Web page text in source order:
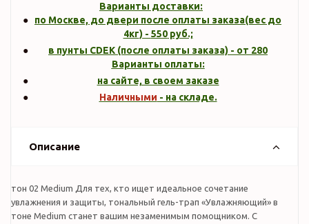
Варианты доставки:
по Москве, до двери после оплаты заказа(вес до
4кг) - 550руб.;
в пунты CDEK (после оплаты заказа) - от 280
Варианты оплаты:
на сайте, в своем заказе
Наличными - на складе.
Описание
тон 02 Medium Для тех, кто ищет идеальное сочетание
увлажнения и защиты, тональный гель-трап «Увлажняющий» в
тоне Medium станет вашим незаменимым помощником. С